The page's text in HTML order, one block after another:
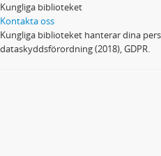
Kungliga biblioteket
Kontakta oss
Kungliga biblioteket hanterar dina
dataskyddsförordning (2018), GDPR.